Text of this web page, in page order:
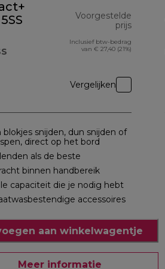
Voorgestelde
prijs
Inclusief btw-bedrag
van € 27,40 (21%)
Vergelijken
blokjes snijden, dun snijden of
direct op het bord
als de beste
binnen handbereik
capaciteit die je nodig hebt
accessoires
aan winkelwagentje
Meer informatie